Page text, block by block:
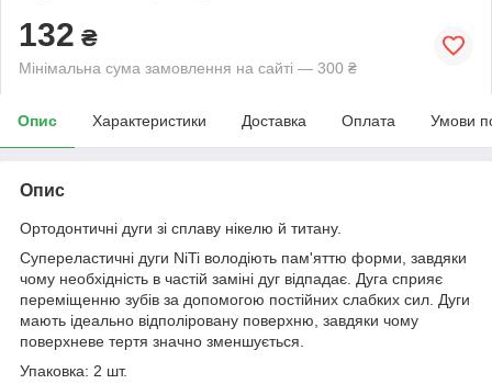
132 ₴
Мінімальна сума замовлення на сайті — 300 ₴
Опис Характеристики Доставка Оплата Умови
Опис
Ортодонтичні дуги зі сплаву нікелю й титану.
Супереластичні дуги NiTi володіють пам'яттю форми, завдяки
чому необхідність в частій заміні дуг відпадає. Дуга сприяє
переміщенню зубів за допомогою постійних слабких сил. Дуги
мають ідеально відполіровану поверхню, завдяки чому
поверхневе тертя значно зменшується.
Упаковка: 2 шт.